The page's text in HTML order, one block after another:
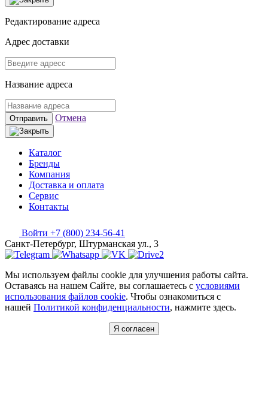
Редактирование адреса
Адрес доставки
Название адреса
Отправить Отмена
Каталог
Бренды
Компания
Доставка и оплата
Сервис
Контакты
Войти +7 (800) 234-56-41
Санкт-Петербург, Штурманская ул., 3
Мы используем файлы cookie для улучшения работы сайта.
Оставаясь на нашем Сайте, вы соглашаетесь с условиями
использования файлов cookie. Чтобы ознакомиться с
нашей Политикой конфиденциальности, нажмите здесь.
Я согласен